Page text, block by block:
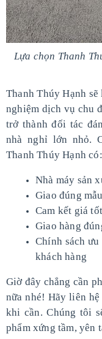
Lựa chọn Thanh
Thanh Thúy Hạnh
nghiệm dịch vụ chu
trở thành đối tác
nhà nghỉ lớn nhỏ.
Thanh Thúy Hạnh có:
Nhà máy sản
Giao đúng
Cam kết giá
Giao hàng
Chính sách
khách hàng
Giờ đây chẳng cần
nữa nhé! Hãy liên
khi cần. Chúng tôi
phẩm xứng tầm, yên